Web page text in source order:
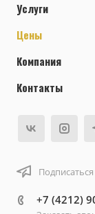
Услуги
Цены
Компания
Контакты
+7 (4212)